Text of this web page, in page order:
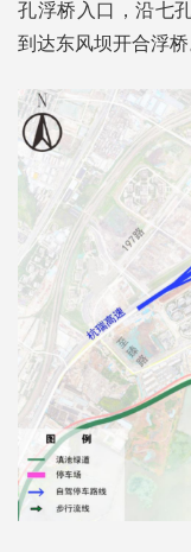
孔浮桥入口，沿七
到达东风坝开合浮桥